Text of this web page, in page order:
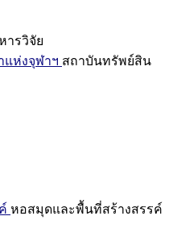
ารวิจัย
ห่งจุฬาฯ สถาบันทรัพย์สิน
หอสมุดและพื้นที่สร้างสรรค์